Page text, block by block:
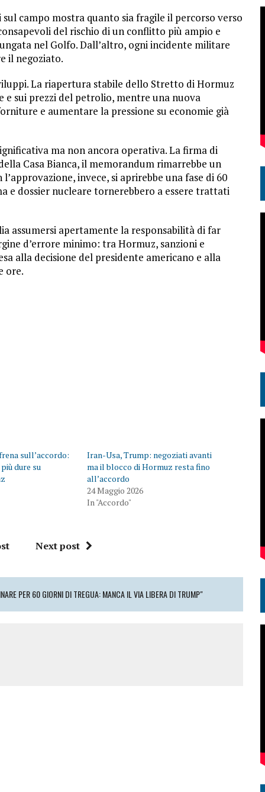
campo mostra quanto sia fragile il percorso verso
del rischio di un conflitto più ampio e
nel Golfo. Dall’altro, ogni incidente militare
il negoziato.
La riapertura stabile dello Stretto di Hormuz
sui prezzi del petrolio, mentre una nuova
e aumentare la pressione su economie già
ma non ancora operativa. La firma di
Casa Bianca, il memorandum rimarrebbe un
invece, si aprirebbe una fase di 60
e dossier nucleare tornerebbero a essere trattati
assumersi apertamente la responsabilità di far
d’errore minimo: tra Hormuz, sanzioni e
alla decisione del presidente americano e alla
ore.
sull’accordo:
dure su
Iran-Usa, Trump: negoziati avanti
ma il blocco di Hormuz resta fino
all’accordo
24 Maggio 2026
In "Accordo"
Next post
PER 60 GIORNI DI TREGUA: MANCA IL VIA LIBERA DI TRUMP"